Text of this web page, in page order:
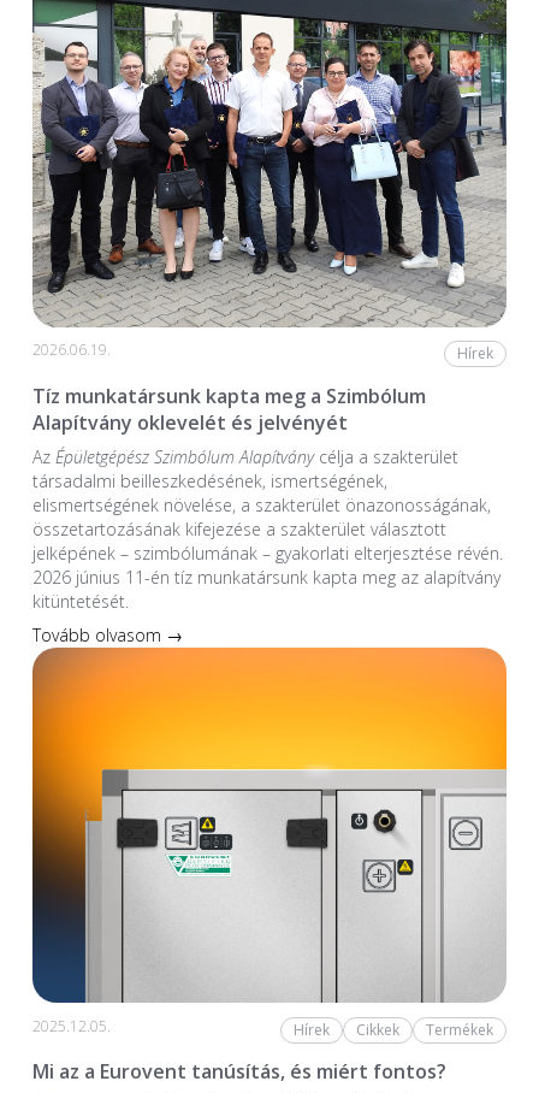
2026.06.19. Hírek
Tíz munkatársunk kapta meg a Szimbólum
Alapítvány oklevelét és jelvényét
Az Épületgépész Szimbólum Alapítványcélja a szakterület
társadalmi beilleszkedésének, ismertségének,
elismertségének növelése, a szakterület önazonosságának,
összetartozásának kifejezése a szakterület választott
jelképének – szimbólumának – gyakorlati elterjesztése révén.
2026 június 11-én tíz munkatársunk kapta meg az alapítvány
kitüntetését.
Tovább olvasom →
2025.12.05. Hírek Cikkek Termékek
Mi az a Eurovent tanúsítás, és miért fontos?